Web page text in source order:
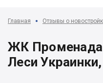
Главная Отзывы о
ЖК Променада
Леси